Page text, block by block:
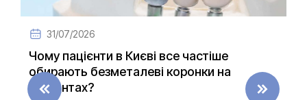
31/07/2026
Чому пацієнти в Києві все частіше
обирають безметалеві коронки на
імплантах?